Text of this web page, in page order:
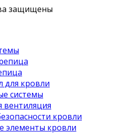
защищены
для кровли
системы
вентиляция
кровли
элементы кровли